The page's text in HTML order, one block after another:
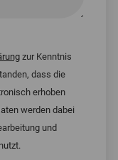
zur Kenntnis
dass die
erhoben
werden dabei
und